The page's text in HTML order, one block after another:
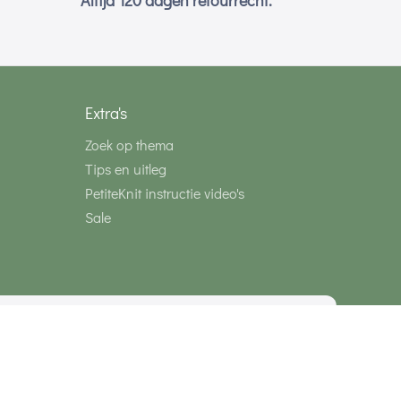
Extra's
Zoek op thema
Tips en uitleg
PetiteKnit instructie video's
Sale